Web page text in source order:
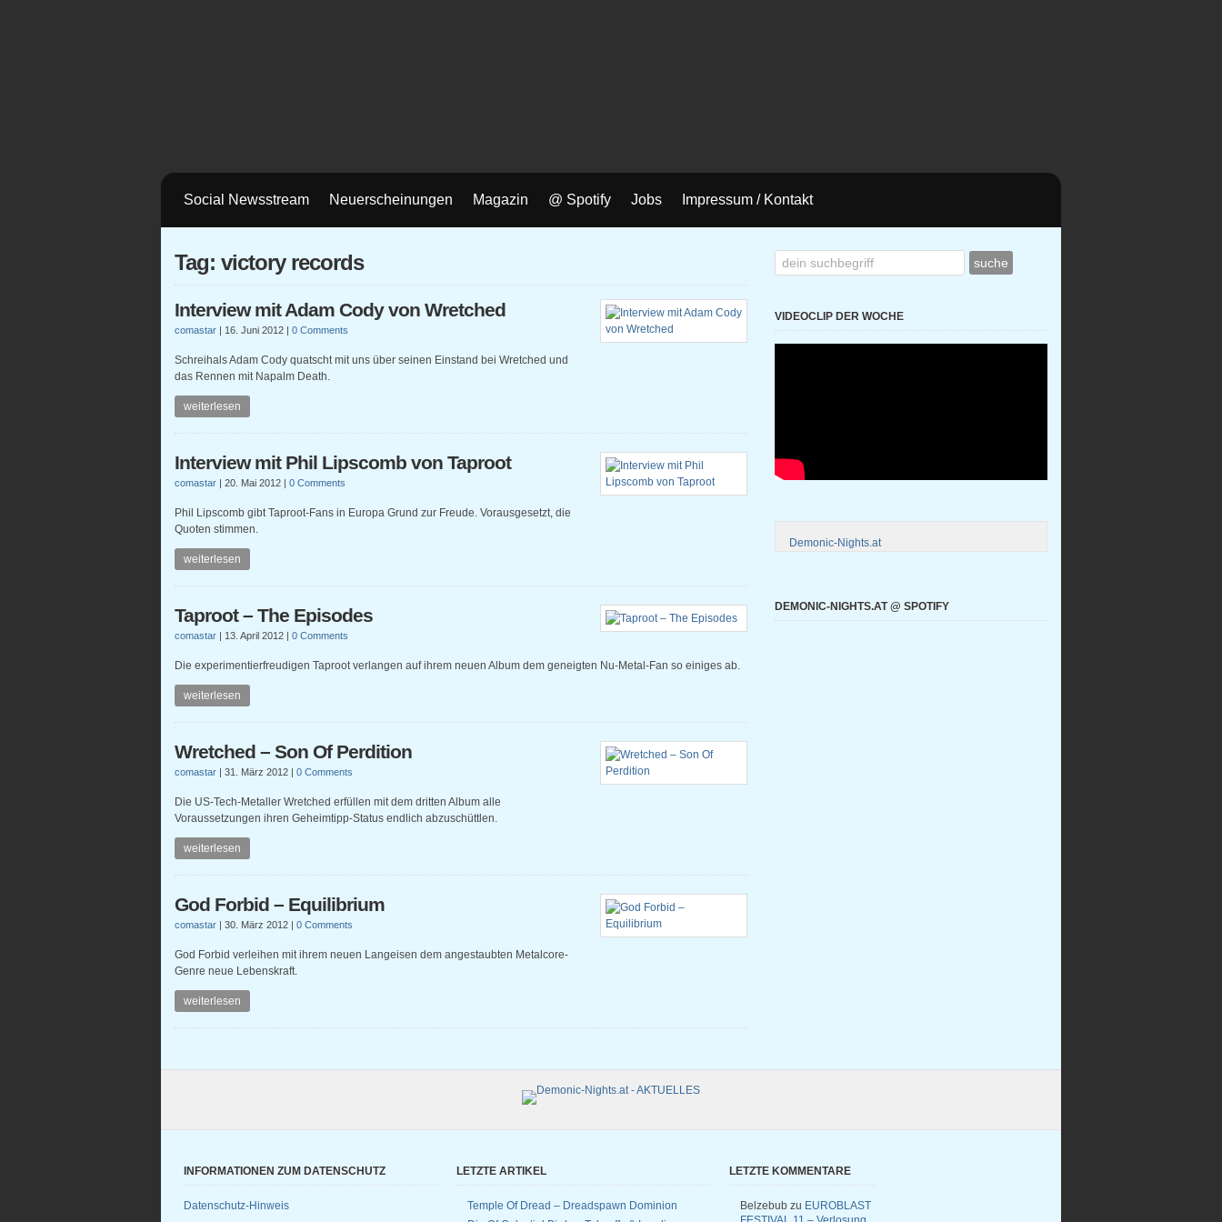
Social Newsstream Neuerscheinungen Magazin @ Spotify Jobs Impressum / Kontakt
Tag: victory records
Interview mit Adam Cody von Wretched
comastar | 16. Juni 2012 | 0 Comments
Schreihals Adam Cody quatscht mit uns über seinen Einstand bei Wretched und
das Rennen mit Napalm Death.
weiterlesen
Interview mit Phil Lipscomb von Taproot
comastar | 20. Mai 2012 | 0 Comments
Phil Lipscomb gibt Taproot-Fans in Europa Grund zur Freude. Vorausgesetzt, die
Quoten stimmen.
weiterlesen
Taproot – The Episodes
comastar | 13. April 2012 | 0 Comments
Die experimentierfreudigen Taproot verlangen auf ihrem neuen Album dem geneigten Nu-Metal-Fan so einiges ab.
weiterlesen
Wretched – Son Of Perdition
comastar | 31. März 2012 | 0 Comments
Die US-Tech-Metaller Wretched erfüllen mit dem dritten Album alle
Voraussetzungen ihren Geheimtipp-Status endlich abzuschüttlen.
weiterlesen
God Forbid – Equilibrium
comastar | 30. März 2012 | 0 Comments
God Forbid verleihen mit ihrem neuen Langeisen dem angestaubten Metalcore-
Genre neue Lebenskraft.
weiterlesen
VIDEOCLIP DER WOCHE
Demonic-Nights.at
DEMONIC-NIGHTS.AT @ SPOTIFY
INFORMATIONEN ZUM DATENSCHUTZ
Datenschutz-Hinweis
LETZTE ARTIKEL
Temple Of Dread – Dreadspawn Dominion
LETZTE KOMMENTARE
Belzebub zu EUROBLAST